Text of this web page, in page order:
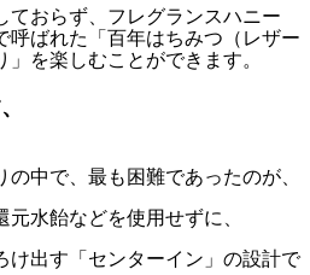
ておらず、フレグランスハニー
呼ばれた「百年はちみつ（レザー
」を楽しむことができます。
中で、最も困難であったのが、
水飴などを使用せずに、
け出す「センターイン」の設計で